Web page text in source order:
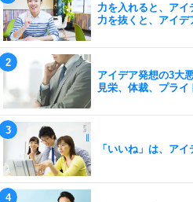
力を入れると、アイ
力を抜くと、アイデ
アイデア発想の3大悪
見栄、体裁、プライ
「いいね」は、ア